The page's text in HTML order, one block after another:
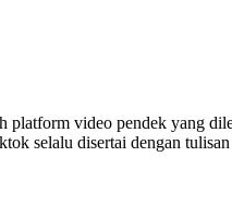
video pendek yang
selalu disertai dengan